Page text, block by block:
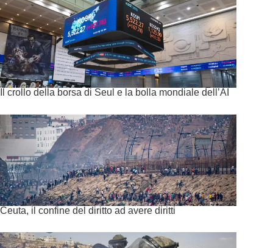
Il crollo della borsa di Seul e la bolla mondiale dell’AI
Ceuta, il confine del diritto ad avere diritti